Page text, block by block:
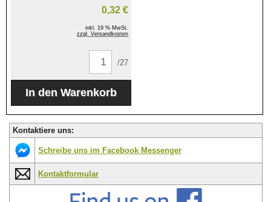
0,32 €
inkl. 19 % MwSt.
zzgl. Versandkosten
/27
Kontaktiere uns:
Schreibe uns im Facebook Messenger
Kontaktformular